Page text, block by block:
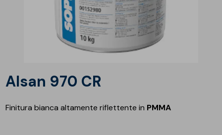
Alsan 970 CR
Finitura bianca altamente riflettente in PMMA